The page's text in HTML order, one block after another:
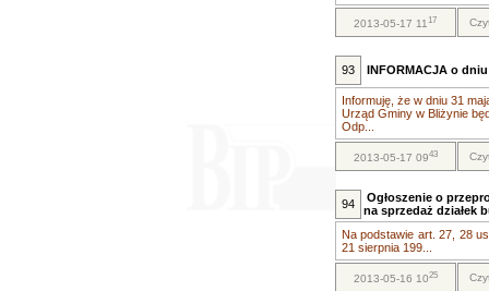
2013-05-17 1117
93 INFORMACJA o
Informuję, że w dniu 31
Urząd Gminy w Bliżynie
Odp...
2013-05-17 0943
94
Ogłoszenie o
na sprzedaż działek
Na podstawie art. 27, 28
21 sierpnia 199...
2013-05-16 1025